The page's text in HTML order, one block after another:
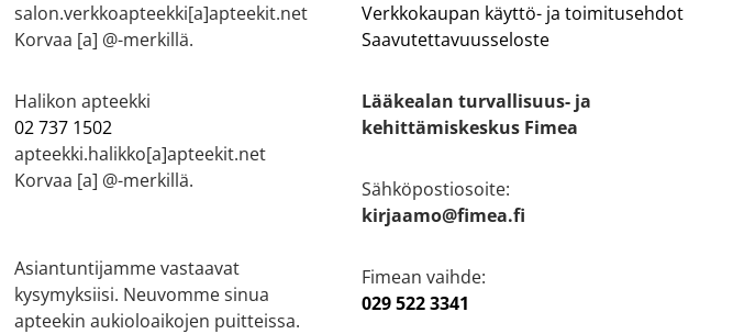
salon.verkkoapteekki[a]apteekit.net
Korvaa [a] @-merkillä.
Halikon apteekki
02 737 1502
apteekki.halikko[a]apteekit.net
Korvaa [a] @-merkillä.
Asiantuntijamme vastaavat
kysymyksiisi. Neuvomme sinua
apteekin aukioloaikojen puitteissa.
Verkkokaupan käyttö- ja toimitusehdot
Saavutettavuusseloste
Lääkealan turvallisuus- ja
kehittämiskeskus Fimea
Sähköpostiosoite:
kirjaamo@fimea.fi
Fimean vaihde:
029 522 3341